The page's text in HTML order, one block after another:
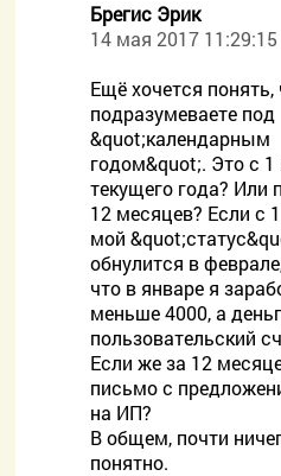
Брегис Эрик
14 мая 2017 11:29:15
Ещё хочется
подразумеваете под
&quot;календарным
годом&quot;. Это с 1
текущего года? Или
12 месяцев? Если с
мой
обнулится в
что в январе я
меньше 4000, а
пользовательский
Если же за 12
письмо с
на ИП?
В общем, почти
понятно.